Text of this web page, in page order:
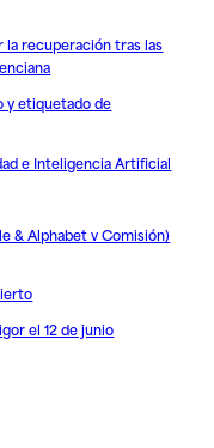
la recuperación tras las
y etiquetado de
e Inteligencia Artificial
& Alphabet v Comisión)
el 12 de junio